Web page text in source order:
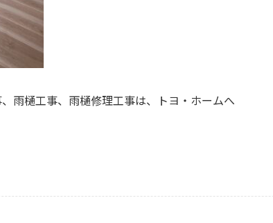
雨樋工事、雨樋修理工事は、トヨ・ホームへ